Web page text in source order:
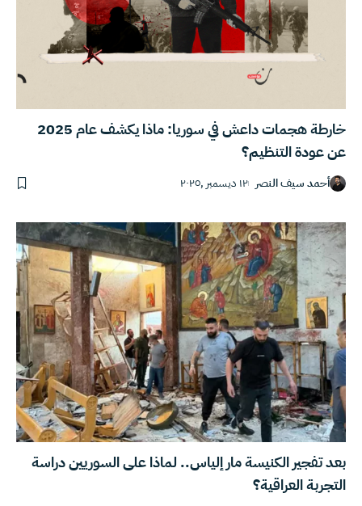
خارطة هجمات داعش في سوريا: ماذا يكشف عام 2025
عن عودة التنظيم؟
أحمد سيف النصر ١٢ ديسمبر ,٢٠٢٥
بعد تفجير الكنيسة مار إلياس.. لماذا على السوريين دراسة
التجربة العراقية؟